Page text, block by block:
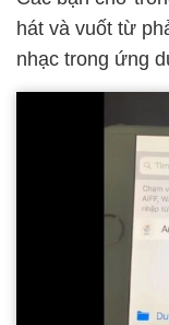
hát và vuốt từ
nhạc trong ứng